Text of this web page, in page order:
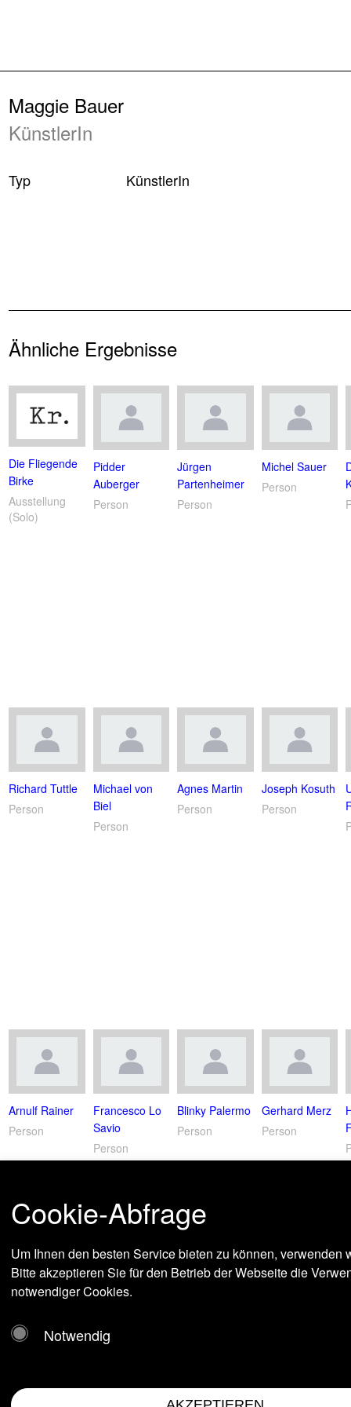
Cookie-Abfrage
Um Ihnen den besten Service bieten zu können, verwenden
Bitte akzeptieren Sie für den Betrieb der Webseite die
notwendiger Cookies.
Notwendig
Maggie Bauer
KünstlerIn
Typ KünstlerIn
Ähnliche Ergebnisse
Die Fliegende
Birke
Ausstellung
(Solo)
Pidder
Auberger
Person
Jürgen
Partenheimer
Person
Michel Sauer
Person
Richard Tuttle
Person
Michael von
Biel
Person
Agnes Martin
Person
Joseph Kosuth
Person
Arnulf Rainer
Person
Francesco Lo
Savio
Person
Blinky Palermo
Person
Gerhard Merz
Person